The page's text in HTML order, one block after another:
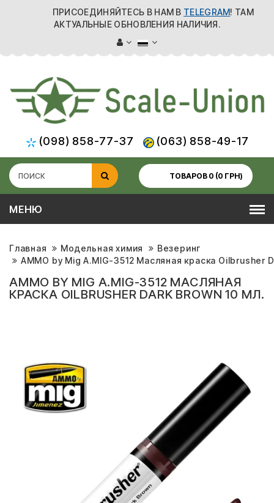
ПРИСОЕДИНЯЙТЕСЬ В НАМ В TELEGRAM! ТАМ
АКТУАЛЬНЫЕ ОБНОВЛЕНИЯ НАЛИЧИЯ.
(098) 858-77-37 (063) 858-49-17
ТОВАРОВ 0 (0 ГРН)
МЕНЮ
Главная Модельная химия
Везеринг
AMMO by Mig A.MIG-3512 Масляная краска Oilbrusher
AMMO BY MIG A.MIG-3512 МАСЛЯНАЯ
КРАСКА OILBRUSHER DARK BROWN 10 МЛ.